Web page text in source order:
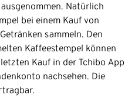
Natürlich
bei einem Kauf von
sammeln. Den
Kaffeestempel können
Kauf in der Tchibo App
nachsehen. Die